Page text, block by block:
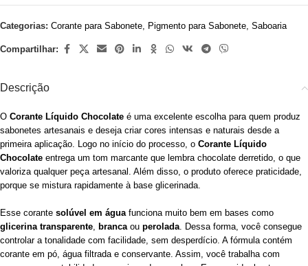
Categorias: Corante para Sabonete, Pigmento para Sabonete, Saboaria
Compartilhar:
Descrição
O Corante Líquido Chocolate é uma excelente escolha para quem produz
sabonetes artesanais e deseja criar cores intensas e naturais desde a
primeira aplicação. Logo no início do processo, o Corante Líquido
Chocolate entrega um tom marcante que lembra chocolate derretido, o que
valoriza qualquer peça artesanal. Além disso, o produto oferece praticidade,
porque se mistura rapidamente à base glicerinada.
Esse corante solúvel em águafunciona muito bem em bases como
glicerina transparente, brancaou perolada. Dessa forma, você consegue
controlar a tonalidade com facilidade, sem desperdício. A fórmula contém
corante em pó, água filtrada e conservante. Assim, você trabalha com